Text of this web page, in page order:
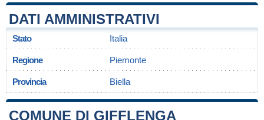
DATI AMMINISTRATIVI
Stato Italia
Regione Piemonte
Provincia Biella
COMUNE DI GIFFLENGA